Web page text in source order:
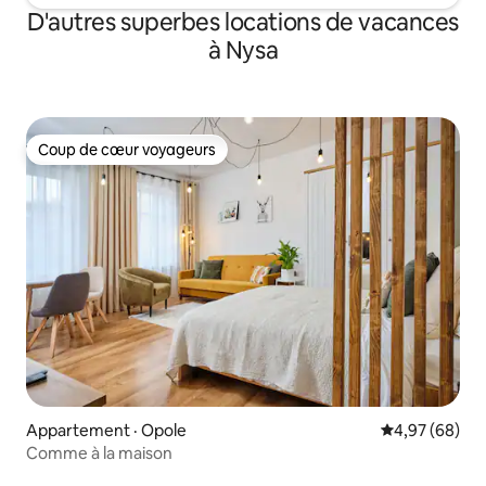
D'autres superbes locations de vacances
à Nysa
Coup de cœur voyageurs
Coup de cœur voyageurs
Appartement · Opole Note
4,97 (68)
Comme à la maison